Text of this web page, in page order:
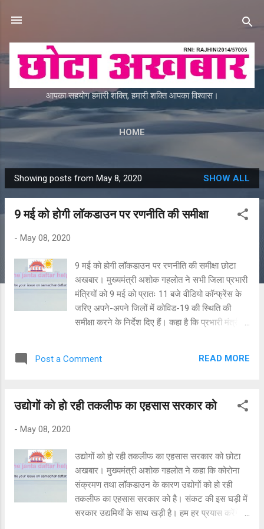
आपका सहयोग हमारी शक्ति, हमारी शक्ति आपका विश्वास।
HOME
P
o
Showing posts from May 8, 2020 SHOW ALL
9 मई को होगी लॉकडाउन पर रणनीति की समीक्षा
- May 08, 2020
9 मई को होगी लॉकडाउन पर रणनीति की समीक्षा छोटा
अखबार। मुख्यमंत्री अशोक गहलोत ने सभी जिला प्रभारी
मंत्रियों को 9 मई को प्रातः 11 बजे वीडियो कॉन्फ्रेंस के
जरिए अपने-अपने जिलों में कोविड-19 की स्थिति की
समीक्षा करने के निर्देश दिए हैं। कहा है कि प्रभारी मंत्री
लॉकडाउन के तीसरे चरण के बाद की रणनीति, पेयजल के
करें। वहीं दूसरी ओर मुख्य सचिव डीबी गुप्ता ने गुरूवार को
समीक्षा की। मुख्य सचिव ने कहा कि प्रदेश में अनाधिकृत
व्यक्तियों के आवागमन को रोकने के लिए अन्तर्राज्यीय
सीमाओं को सील कर दिया गया है। अब बिना ई-पास के
कोई व्यक्ति अन्तर्राज्यीय आवागमन नहीं कर सकेगा। सिर्फ
मेडिकल इमरजेंसी तथा मृत्यु के मामलों में जिला कलक्टर
ई-पास जारी कर सकेंगे। गुप्ता के अनुसार राज्य से बाहर
Post a Comment READ MORE
उद्योगों को हो रही तकलीफ का एहसास सरकार को
- May 08, 2020
उद्योगों को हो रही तकलीफ का एहसास सरकार को छोटा
अखबार। मुख्यमंत्री अशोक गहलोत ने कहा कि कोरोना
संक्रमण तथा लॉकडाउन के कारण उद्योगों को हो रही
तकलीफ का एहसास सरकार को है। संकट की इस घड़ी में
सरकार उद्यमियों के साथ खड़ी है। हम हर प्रयास करेंगे